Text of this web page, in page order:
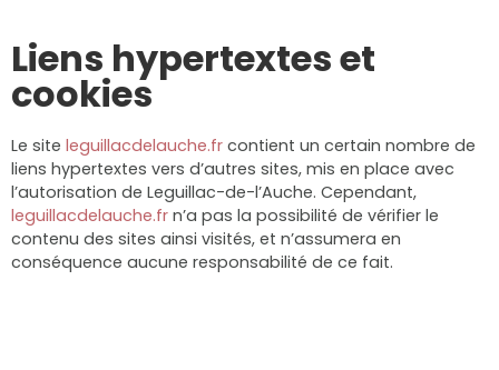
Liens hypertextes et
cookies
Le site leguillacdelauche.fr contient un certain nombre de
liens hypertextes vers d’autres sites, mis en place avec
l’autorisation de Leguillac-de-l’Auche. Cependant,
leguillacdelauche.fr n’a pas la possibilité de vérifier le
contenu des sites ainsi visités, et n’assumera en
conséquence aucune responsabilité de ce fait.